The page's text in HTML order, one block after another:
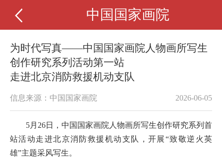
中国国家画院
为时代写真——中国国家画院人物画所写生
创作研究系列活动第一站
走进北京消防救援机动支队
信息来源：中国国家画院 2026-06-05
5月26日，中国国家画院人物画所写生创作研究系列首
站活动走进北京消防救援机动支队，开展“致敬逆火英
雄”主题采风写生。